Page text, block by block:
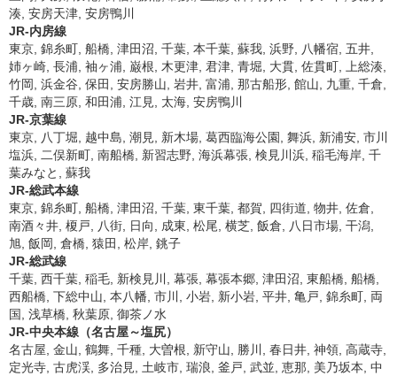
湊, 安房天津, 安房鴨川
JR-内房線
東京, 錦糸町, 船橋, 津田沼, 千葉, 本千葉, 蘇我, 浜野, 八幡宿, 五井,
姉ヶ崎, 長浦, 袖ヶ浦, 巌根, 木更津, 君津, 青堀, 大貫, 佐貫町, 上総湊,
竹岡, 浜金谷, 保田, 安房勝山, 岩井, 富浦, 那古船形, 館山, 九重, 千倉,
千歳, 南三原, 和田浦, 江見, 太海, 安房鴨川
JR-京葉線
東京, 八丁堀, 越中島, 潮見, 新木場, 葛西臨海公園, 舞浜, 新浦安, 市川
塩浜, 二俣新町, 南船橋, 新習志野, 海浜幕張, 検見川浜, 稲毛海岸, 千
葉みなと, 蘇我
JR-総武本線
東京, 錦糸町, 船橋, 津田沼, 千葉, 東千葉, 都賀, 四街道, 物井, 佐倉,
南酒々井, 榎戸, 八街, 日向, 成東, 松尾, 横芝, 飯倉, 八日市場, 干潟,
旭, 飯岡, 倉橋, 猿田, 松岸, 銚子
JR-総武線
千葉, 西千葉, 稲毛, 新検見川, 幕張, 幕張本郷, 津田沼, 東船橋, 船橋,
西船橋, 下総中山, 本八幡, 市川, 小岩, 新小岩, 平井, 亀戸, 錦糸町, 両
国, 浅草橋, 秋葉原, 御茶ノ水
JR-中央本線（名古屋～塩尻）
名古屋, 金山, 鶴舞, 千種, 大曽根, 新守山, 勝川, 春日井, 神領, 高蔵寺,
定光寺, 古虎渓, 多治見, 土岐市, 瑞浪, 釜戸, 武並, 恵那, 美乃坂本, 中